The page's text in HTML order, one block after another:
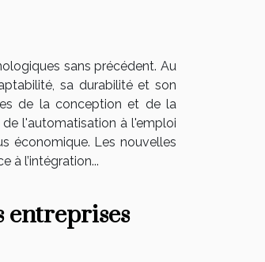
sans précédent. Au
sa durabilité et son
de la conception et de la
l'automatisation à l'emploi
économique. Les nouvelles
à l’intégration...
entreprises